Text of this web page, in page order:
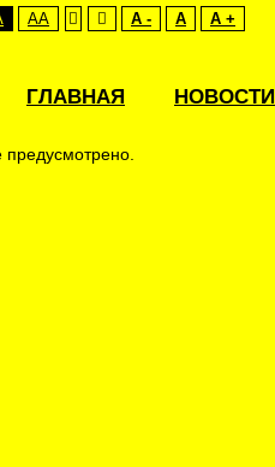
AA A - A A +
ГЛАВНАЯ НОВОСТИ
обучающихся
МАУДО «ДПШ»